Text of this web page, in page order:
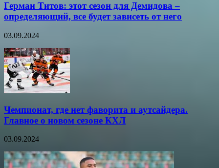
Герман Титов: этот сезон для Демидова –
определяющий, все будет зависеть от него
03.09.2024
Чемпионат, где нет фаворита и аутсайдера.
Главное о новом сезоне КХЛ
03.09.2024